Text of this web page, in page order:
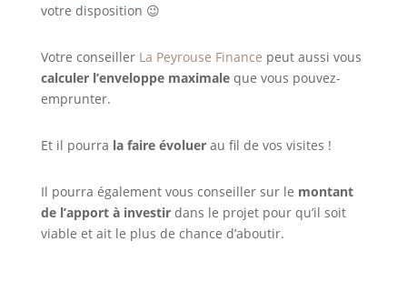
votre disposition 😉
Votre conseiller La Peyrouse Finance peut aussi vous
calculer l’enveloppe maximaleque vous pouvez-
emprunter.
Et il pourra la faire évoluerau fil de vos visites !
Il pourra également vous conseiller sur le montant
de l’apport à investirdans le projet pour qu’il soit
viable et ait le plus de chance d’aboutir.